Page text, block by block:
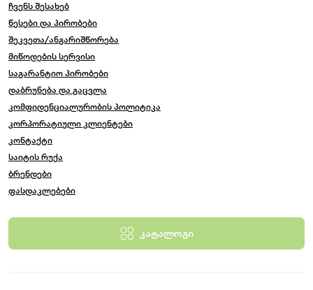
ჩვენს შესახებ
წესები და პირობები
შეკვეთა/ანგარიშწორება
მიწოდების სერვისი
საგარანტიო პირობები
დაბრუნება და გაცვლა
კომფიდენციალურობის პოლიტიკა
კორპორატიული კლიენტები
კონტაქტი
საიტის რუქა
ბრენდები
ფასდაკლებები
კატალოგი